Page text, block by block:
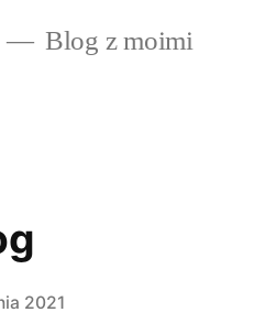
Blog z moimi
2021